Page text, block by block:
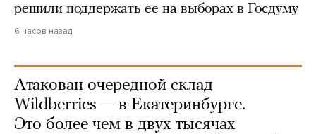
решили поддержать ее на выборах в Госдуму
6 часов назад
Атакован очередной склад
Wildberries — в Екатеринбурге.
Это более чем в двух тысячах